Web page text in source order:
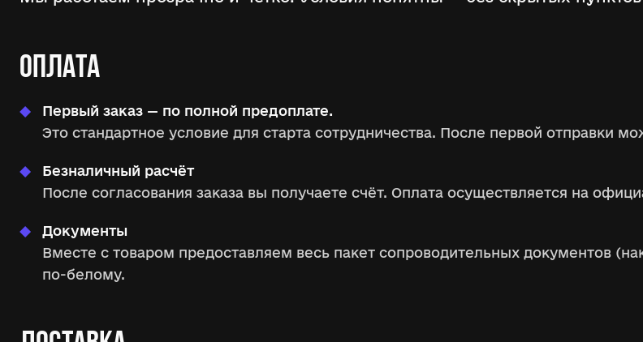
ОПЛАТА
Первый заказ — по полной предоплате.
Это стандартное условие для старта сотрудничества. После первой отправки
Безналичный расчёт
После согласования заказа вы получаете счёт. Оплата осуществляется на
Документы
Вместе с товаром предоставляем весь пакет сопроводительных документов
по-белому.